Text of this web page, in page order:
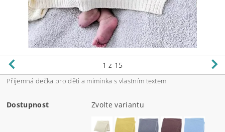
1 z 15
Příjemná dečka pro děti a miminka s vlastním textem.
Dostupnost Zvolte variantu